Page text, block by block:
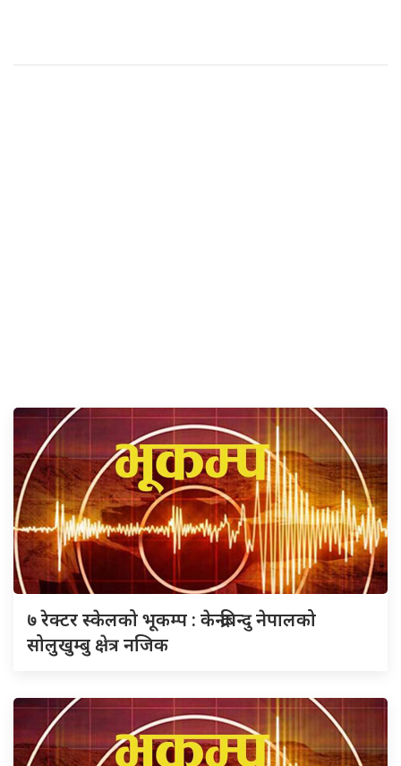
७ रेक्टर स्केलको भूकम्प : केन्द्रबिन्दु नेपालको
सोलुखुम्बु क्षेत्र नजिक